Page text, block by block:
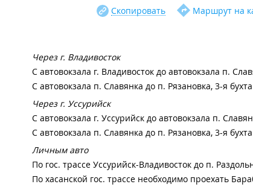
Скопировать
Маршрут на
Через г. Владивосток
С автовокзала г. Владивосток до автовокзала п.
С автовокзала п. Славянка до п. Рязановка, 3-я
Через г. Уссурийск
С автовокзала г. Уссурийск до автовокзала п.
С автовокзала п. Славянка до п. Рязановка, 3-я
Личным авто
По гос. трассе Уссурийск-Владивосток до п.
По хасанской гос. трассе необходимо проехать